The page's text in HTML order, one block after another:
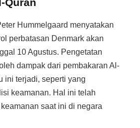
Quran
Hummelgaard menyatakan
perbatasan Denmark akan
10 Agustus. Pengetatan
dampak dari pembakaran Al-
ini terjadi, seperti yang
keamanan. Hal ini telah
saat ini di negara